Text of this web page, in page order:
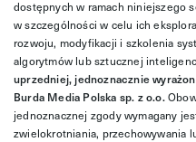
dostępnych w ramach niniejszego
w szczególności w celu ich
rozwoju, modyfikacji i szkolenia
algorytmów lub sztucznej
uprzedniej, jednoznacznie
Burda Media Polska sp. z o.o.
jednoznacznej zgody wymagany
zwielokrotniania, przechowywania